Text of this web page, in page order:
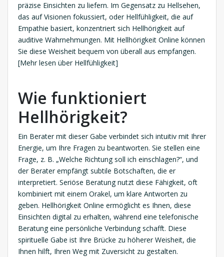
präzise Einsichten zu liefern. Im Gegensatz zu Hellsehen,
das auf Visionen fokussiert, oder Hellfühligkeit, die auf
Empathie basiert, konzentriert sich Hellhörigkeit auf
auditive Wahrnehmungen. Mit Hellhörigkeit Online können
Sie diese Weisheit bequem von überall aus empfangen.
[Mehr lesen über Hellfühligkeit]
Wie funktioniert
Hellhörigkeit?
Ein Berater mit dieser Gabe verbindet sich intuitiv mit Ihrer
Energie, um Ihre Fragen zu beantworten. Sie stellen eine
Frage, z. B. „Welche Richtung soll ich einschlagen?“, und
der Berater empfängt subtile Botschaften, die er
interpretiert. Seriöse Beratung nutzt diese Fähigkeit, oft
kombiniert mit einem Orakel, um klare Antworten zu
geben. Hellhörigkeit Online ermöglicht es Ihnen, diese
Einsichten digital zu erhalten, während eine telefonische
Beratung eine persönliche Verbindung schafft. Diese
spirituelle Gabe ist Ihre Brücke zu höherer Weisheit, die
Ihnen hilft, Ihren Weg mit Zuversicht zu gestalten.